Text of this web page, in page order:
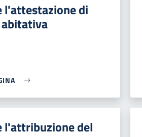
l'attestazione di
l'attribuzione del